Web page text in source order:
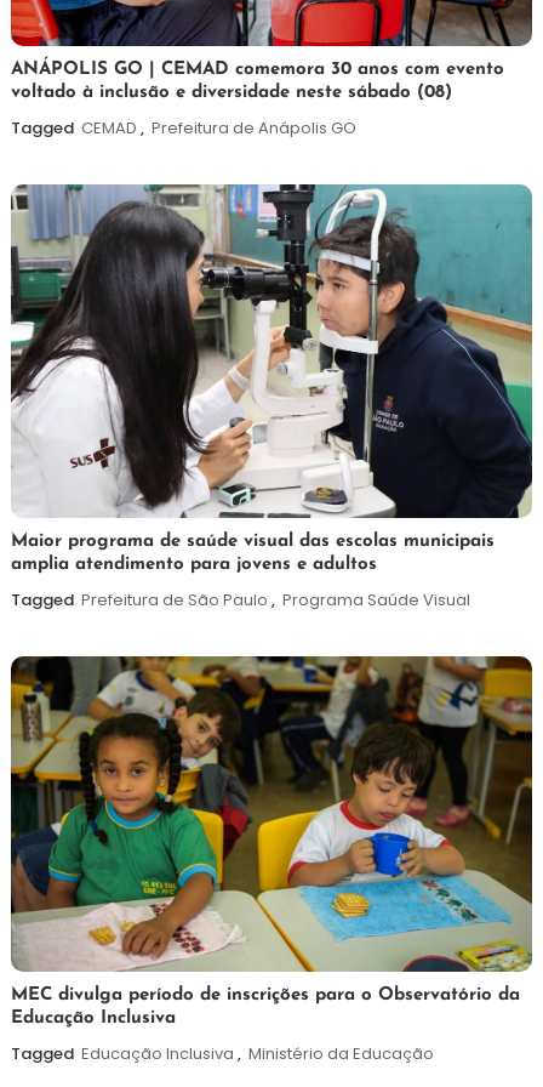
7
de
agosto
Maurilio
ANÁPOLIS GO | CEMAD comemora 30 anos com evento
voltado à inclusão e diversidade neste sábado (08)
Tagged CEMAD , Prefeitura de Anápolis GO
7
de
agosto
Maurilio
Maior programa de saúde visual das escolas municipais
amplia atendimento para jovens e adultos
Tagged Prefeitura de São Paulo , Programa Saúde Visual
7
de
agosto
Maurilio
MEC divulga período de inscrições para o Observatório da
Educação Inclusiva
Tagged Educação Inclusiva , Ministério da Educação